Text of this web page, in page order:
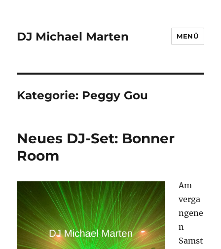
DJ Michael Marten MENÜ
Kategorie: Peggy Gou
Neues DJ-Set: Bonner
Room
Am
verga
ngene
n
Samst